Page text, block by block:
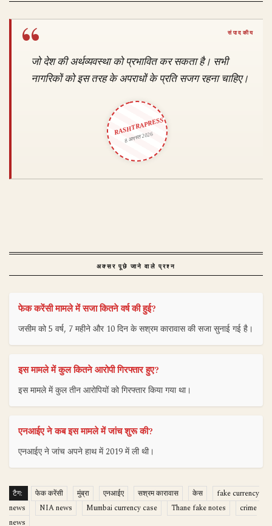
जो देश की अर्थव्यवस्था को प्रभावित कर सकता है। सभी
नागरिकों को इस तरह के अपराधों के प्रति सजग रहना चाहिए।
RASHTRAPRESS
8 अगस्त 2026
अक्सर पूछे जाने वाले प्रश्न
फेक करेंसी मामले में सजा कितने वर्ष की हुई?
जसीम को 5 वर्ष, 7 महीने और 10 दिन के सश्रम कारावास की सजा सुनाई गई है।
इस मामले में कुल कितने आरोपी गिरफ्तार हुए?
इस मामले में कुल तीन आरोपियों को गिरफ्तार किया गया था।
एनआईए ने कब इस मामले में जांच शुरू की?
एनआईए ने जांच अपने हाथ में 2019 में ली थी।
टैग: फेक करेंसी मुंब्रा एनआईए सश्रम कारावास केस
fake currency
news
NIA news Mumbai currency case Thane fake notes
crime
news